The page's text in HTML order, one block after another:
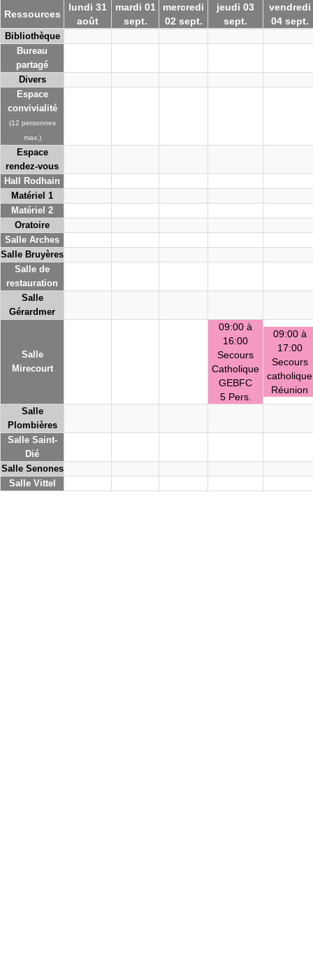
Ressources
lundi 31
août
mardi 01
sept.
mercredi
02 sept.
jeudi 03
sept.
vendredi
04 sept.
Bibliothèque
Bureau
partagé
Divers
Espace
convivialité
(12 personnes
max.)
Espace
rendez-vous
Hall Rodhain
Matériel 1
Matériel 2
Oratoire
Salle Arches
Salle Bruyères
Salle de
restauration
Salle
Gérardmer
Salle
Mirecourt
09:00 à
16:00
Secours
Catholique
GEBFC
5 Pers.
09:00 à
17:00
Secours
catholique
Réunion
Salle
Plombières
Salle Saint-
Dié
Salle Senones
Salle Vittel